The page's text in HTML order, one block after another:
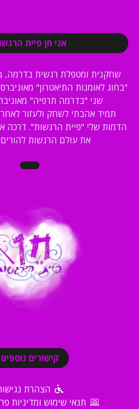
אני חן פיית
שחקנית ומטפלת רגשית בדרמה,
"בחוג לאומנות התיאטרון"
שני "בדרמה תרפיה"
תמיד אהבתי לשחק ולעזור
הדמות שלי "פיית הרגשות". דרכה
את עולם הרגשות להורים
קישורים נוספים
הצהרת
תנאי שימוש ומדיניות